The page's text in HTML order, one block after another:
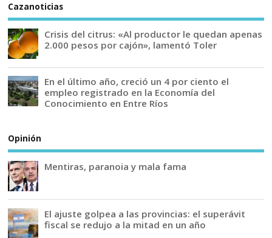
Cazanoticias
Crisis del citrus: «Al productor le quedan apenas
2.000 pesos por cajón», lamentó Toler
En el último año, creció un 4 por ciento el
empleo registrado en la Economía del
Conocimiento en Entre Ríos
Opinión
Mentiras, paranoia y mala fama
El ajuste golpea a las provincias: el superávit
fiscal se redujo a la mitad en un año